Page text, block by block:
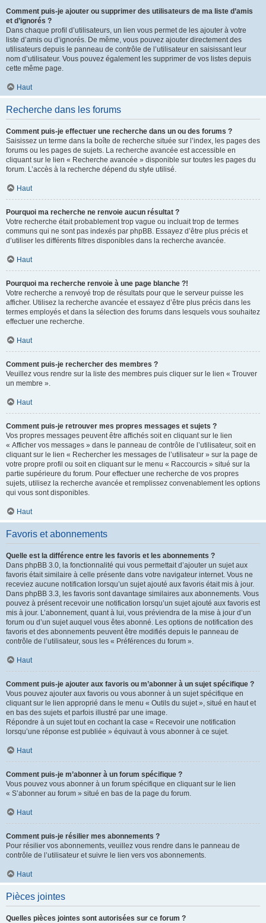
Comment puis-je ajouter ou supprimer des utilisateurs de ma liste d’amis
et d’ignorés ?
Dans chaque profil d’utilisateurs, un lien vous permet de les ajouter à votre
liste d’amis ou d’ignorés. De même, vous pouvez ajouter directement des
utilisateurs depuis le panneau de contrôle de l’utilisateur en saisissant leur
nom d’utilisateur. Vous pouvez également les supprimer de vos listes depuis
cette même page.
Haut
Recherche dans les forums
Comment puis-je effectuer une recherche dans un ou des forums ?
Saisissez un terme dans la boîte de recherche située sur l’index, les pages des
forums ou les pages de sujets. La recherche avancée est accessible en
cliquant sur le lien « Recherche avancée » disponible sur toutes les pages du
forum. L’accès à la recherche dépend du style utilisé.
Haut
Pourquoi ma recherche ne renvoie aucun résultat ?
Votre recherche était probablement trop vague ou incluait trop de termes
communs qui ne sont pas indexés par phpBB. Essayez d’être plus précis et
d’utiliser les différents filtres disponibles dans la recherche avancée.
Haut
Pourquoi ma recherche renvoie à une page blanche ?!
Votre recherche a renvoyé trop de résultats pour que le serveur puisse les
afficher. Utilisez la recherche avancée et essayez d’être plus précis dans les
termes employés et dans la sélection des forums dans lesquels vous souhaitez
effectuer une recherche.
Haut
Comment puis-je rechercher des membres ?
Veuillez vous rendre sur la liste des membres puis cliquer sur le lien « Trouver
un membre ».
Haut
Comment puis-je retrouver mes propres messages et sujets ?
Vos propres messages peuvent être affichés soit en cliquant sur le lien
« Afficher vos messages » dans le panneau de contrôle de l’utilisateur, soit en
cliquant sur le lien « Rechercher les messages de l’utilisateur » sur la page de
votre propre profil ou soit en cliquant sur le menu « Raccourcis » situé sur la
partie supérieure du forum. Pour effectuer une recherche de vos propres
sujets, utilisez la recherche avancée et remplissez convenablement les options
qui vous sont disponibles.
Haut
Favoris et abonnements
Quelle est la différence entre les favoris et les abonnements ?
Dans phpBB 3.0, la fonctionnalité qui vous permettait d’ajouter un sujet aux
favoris était similaire à celle présente dans votre navigateur internet. Vous ne
receviez aucune notification lorsqu’un sujet ajouté aux favoris était mis à jour.
Dans phpBB 3.3, les favoris sont davantage similaires aux abonnements. Vous
pouvez à présent recevoir une notification lorsqu’un sujet ajouté aux favoris est
mis à jour. L’abonnement, quant à lui, vous préviendra de la mise à jour d’un
forum ou d’un sujet auquel vous êtes abonné. Les options de notification des
favoris et des abonnements peuvent être modifiés depuis le panneau de
contrôle de l’utilisateur, sous les « Préférences du forum ».
Haut
Comment puis-je ajouter aux favoris ou m’abonner à un sujet spécifique ?
Vous pouvez ajouter aux favoris ou vous abonner à un sujet spécifique en
cliquant sur le lien approprié dans le menu « Outils du sujet », situé en haut et
en bas des sujets et parfois illustré par une image.
Répondre à un sujet tout en cochant la case « Recevoir une notification
lorsqu’une réponse est publiée » équivaut à vous abonner à ce sujet.
Haut
Comment puis-je m’abonner à un forum spécifique ?
Vous pouvez vous abonner à un forum spécifique en cliquant sur le lien
« S’abonner au forum » situé en bas de la page du forum.
Haut
Comment puis-je résilier mes abonnements ?
Pour résilier vos abonnements, veuillez vous rendre dans le panneau de
contrôle de l’utilisateur et suivre le lien vers vos abonnements.
Haut
Pièces jointes
Quelles pièces jointes sont autorisées sur ce forum ?